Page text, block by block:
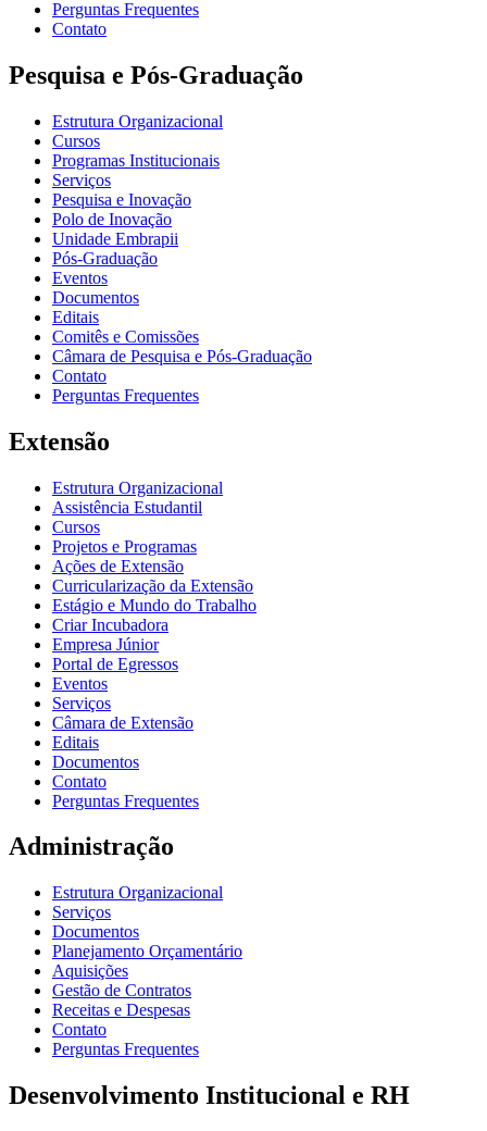
Perguntas Frequentes
Contato
Pesquisa e Pós-Graduação
Estrutura Organizacional
Cursos
Programas Institucionais
Serviços
Pesquisa e Inovação
Polo de Inovação
Unidade Embrapii
Pós-Graduação
Eventos
Documentos
Editais
Comitês e Comissões
Câmara de Pesquisa e Pós-Graduação
Contato
Perguntas Frequentes
Extensão
Estrutura Organizacional
Assistência Estudantil
Cursos
Projetos e Programas
Ações de Extensão
Curricularização da Extensão
Estágio e Mundo do Trabalho
Criar Incubadora
Empresa Júnior
Portal de Egressos
Eventos
Serviços
Câmara de Extensão
Editais
Documentos
Contato
Perguntas Frequentes
Administração
Estrutura Organizacional
Serviços
Documentos
Planejamento Orçamentário
Aquisições
Gestão de Contratos
Receitas e Despesas
Contato
Perguntas Frequentes
Desenvolvimento Institucional e RH